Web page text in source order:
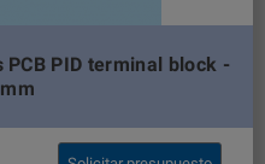
PID terminal block -